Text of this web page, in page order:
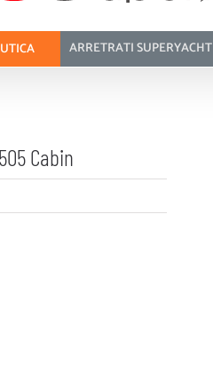
ARRETRATI SUPERYACHT
Cabin